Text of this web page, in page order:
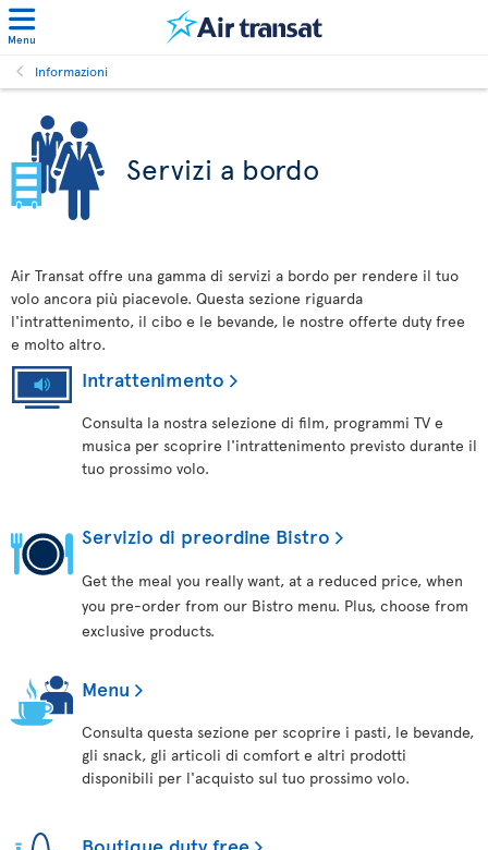
Menu
Informazioni
Servizi a bordo
Air Transat offre una gamma di servizi a bordo per rendere il tuo
volo ancora più piacevole. Questa sezione riguarda
l'intrattenimento, il cibo e le bevande, le nostre offerte duty free
e molto altro.
Intrattenimento
Consulta la nostra selezione di film, programmi TV e
musica per scoprire l'intrattenimento previsto durante il
tuo prossimo volo.
Servizio di preordine Bistro
Get the meal you really want, at a reduced price, when
you pre-order from our Bistro menu. Plus, choose from
exclusive products.
Menu
Consulta questa sezione per scoprire i pasti, le bevande,
gli snack, gli articoli di comfort e altri prodotti
disponibili per l'acquisto sul tuo prossimo volo.